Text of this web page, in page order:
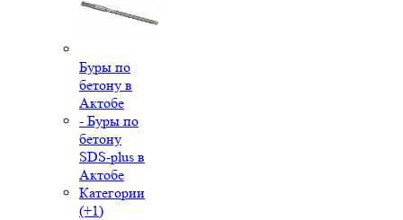
Буры по
бетону в
Актобе
- Буры по
бетону
SDS-plus в
Актобе
Категории
(+1)